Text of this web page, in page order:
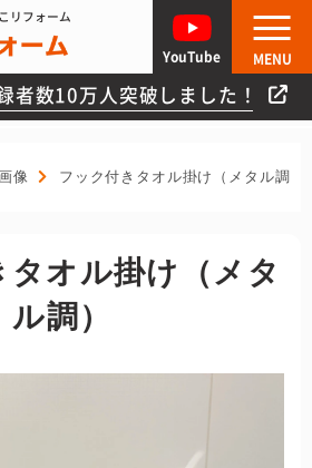
リフォーム
者数10万人突破しました！
YouTube MENU
像 フック付きタオル掛け（メタル調）
タオル掛け（メタ
ル調）